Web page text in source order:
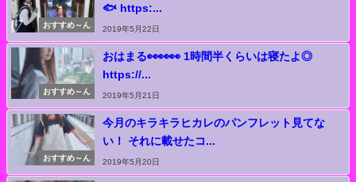
おすすめ～ん
🐟 https:...
2019年5月22日
おすすめ～ん
おはまる👀👀👀 1時間半くらいは寝たよ◎
https://...
2019年5月21日
おすすめ～ん
今月のキラキラヒカレのパンフレット見てな
い！ それに載せたコ...
2019年5月20日